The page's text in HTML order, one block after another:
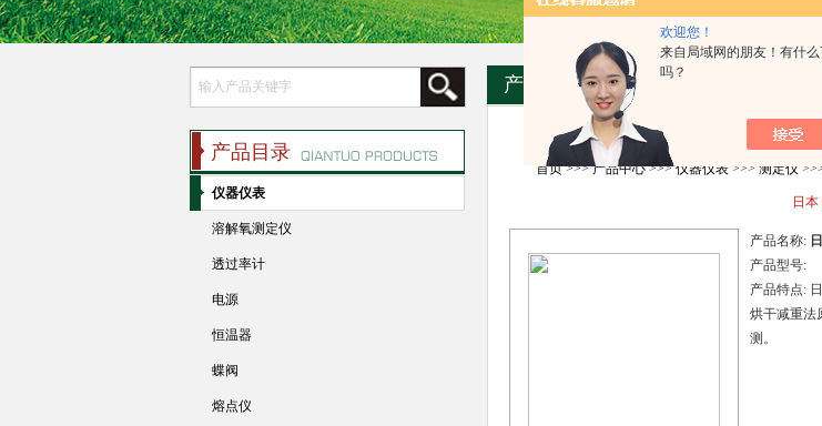
欢迎您！
来自局域网的朋友！有什
吗？
产品资料
首页>>>产品中心>>>仪器仪表>>> 测定仪
日
产品名称:
产品型号:
产品特点:
烘干减重法
测。
产品目录
仪器仪表
溶解氧测定仪
透过率计
电源
恒温器
蝶阀
熔点仪